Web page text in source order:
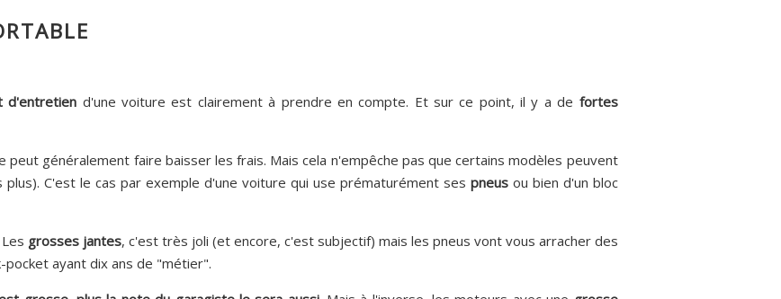
d'entretien d'une voiture est clairement à prendre en compte. Et sur ce point, il y a de fortes
généralement faire baisser les frais. Mais cela n'empêche pas que certains modèles peuvent
C'est le cas par exemple d'une voiture qui use prématurément ses pneusou bien d'un bloc
grosses jantes, c'est très joli (et encore, c'est subjectif) mais les pneus vont vous arracher des
ayant dix ans de "métier".